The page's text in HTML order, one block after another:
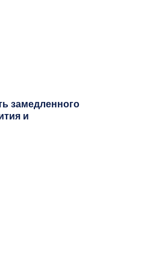
замедленного
и